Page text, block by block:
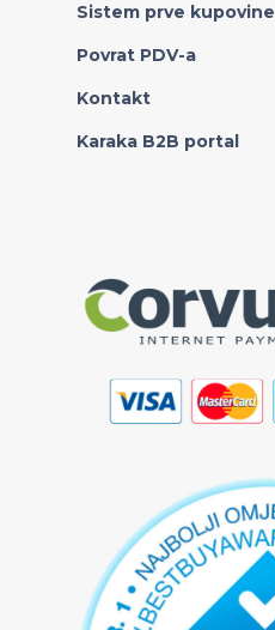
Sistem prve kupovine
Povrat PDV-a
Kontakt
Karaka B2B portal